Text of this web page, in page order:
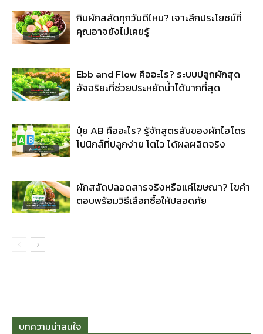
กินผักสลัดทุกวันดีไหม? เจาะลึกประโยชน์ที่
คุณอาจยังไม่เคยรู้
Ebb and Flow คืออะไร? ระบบปลูกผักสุด
อัจฉริยะที่ช่วยประหยัดน้ำได้มากที่สุด
ปุ๋ย AB คืออะไร? รู้จักสูตรลับของผักไฮโดร
โปนิกส์ที่ปลูกง่าย โตไว ได้ผลผลิตจริง
ผักสลัดปลอดสารจริงหรือแค่โฆษณา? ไขคำ
ตอบพร้อมวิธีเลือกซื้อให้ปลอดภัย
บทความน่าสนใจ